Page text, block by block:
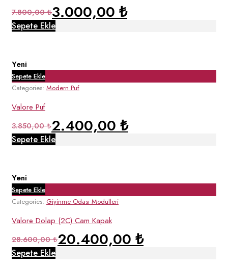
7.800,00₺
Orijinal
fiyat:
7.800,00 ₺.
3.000,00 ₺
Şu
andaki
fiyat:
Sepete Ekle
Yeni
Sepete Ekle
Categories: Modern Puf
Valore Puf
3.850,00₺
Orijinal
fiyat:
3.850,00 ₺.
2.400,00 ₺
Şu
andaki
fiyat:
Sepete Ekle
Yeni
Sepete Ekle
Categories: Giyinme Odası Modülleri
Valore Dolap (2C) Cam Kapak
28.600,00₺
Orijinal
fiyat:
28.600,00 ₺.
20.400,00 ₺
Şu
andaki
fiyat:
Sepete Ekle